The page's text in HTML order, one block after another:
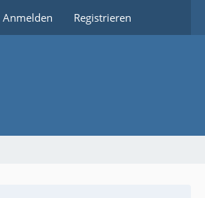
Anmelden Registrieren